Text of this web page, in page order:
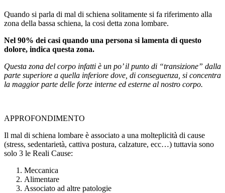
Quando si parla di mal di schiena solitamente si fa riferimento alla
zona della bassa schiena, la cosi detta zona lombare.
Nel 90% dei casi quando una persona si lamenta di questo
dolore, indica questa zona.
Questa zona del corpo infatti è un po’ il punto di “transizione” dalla
parte superiore a quella inferiore dove, di conseguenza, si concentra
la maggior parte delle forze interne ed esterne al nostro corpo.
APPROFONDIMENTO
Il mal di schiena lombare è associato a una molteplicità di cause
(stress, sedentarietà, cattiva postura, calzature, ecc…) tuttavia sono
solo 3 le Reali Cause:
Meccanica
Alimentare
Associato ad altre patologie